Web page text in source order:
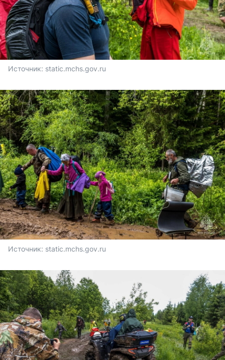
Источник: static.mchs.gov.ru
Источник: static.mchs.gov.ru